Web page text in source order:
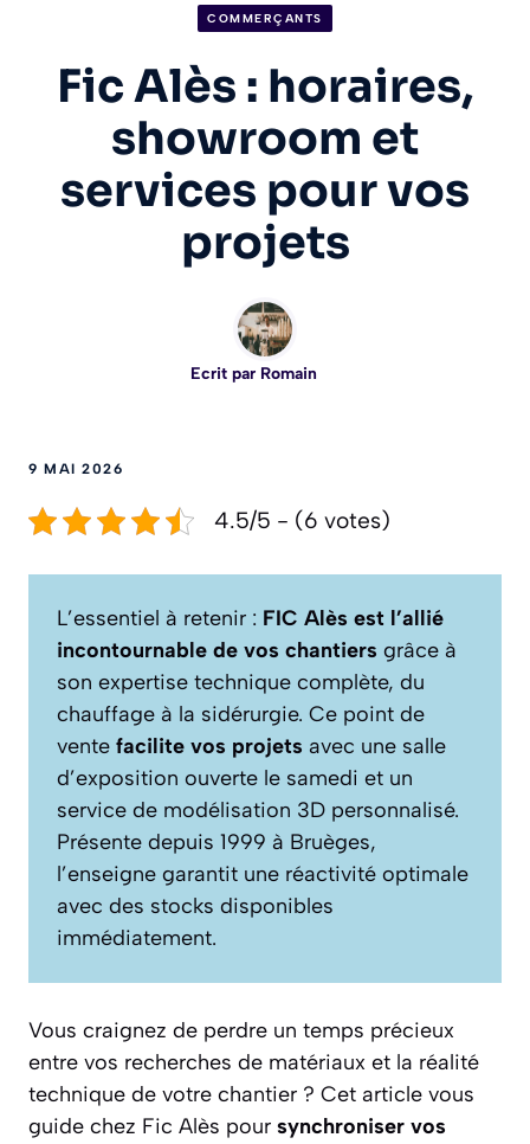
COMMERÇANTS
Fic Alès : horaires,
showroom et
services pour vos
projets
Ecrit par Romain
9 MAI 2026
4.5/5 - (6 votes)
L’essentiel à retenir : FIC Alès est l’allié
incontournable de vos chantiers grâce à
son expertise technique complète, du
chauffage à la sidérurgie. Ce point de
vente facilite vos projets avec une salle
d’exposition ouverte le samedi et un
service de modélisation 3D personnalisé.
Présente depuis 1999 à Bruèges,
l’enseigne garantit une réactivité optimale
avec des stocks disponibles
immédiatement.
Vous craignez de perdre un temps précieux
entre vos recherches de matériaux et la réalité
technique de votre chantier ? Cet article vous
guide chez Fic Alès pour synchroniser vos